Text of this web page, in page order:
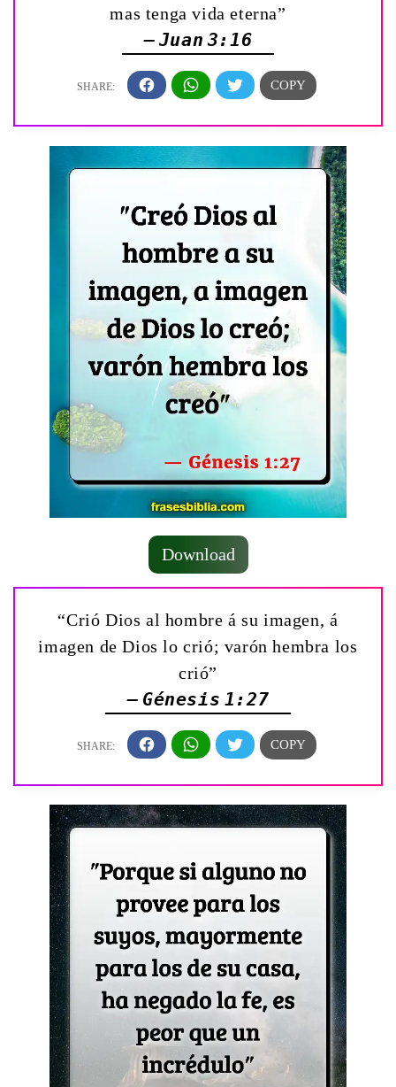
mas tenga vida eterna”
— Juan 3:16
Download
“Crió Dios al hombre á su imagen, á
imagen de Dios lo crió; varón hembra los
crió”
— Génesis 1:27